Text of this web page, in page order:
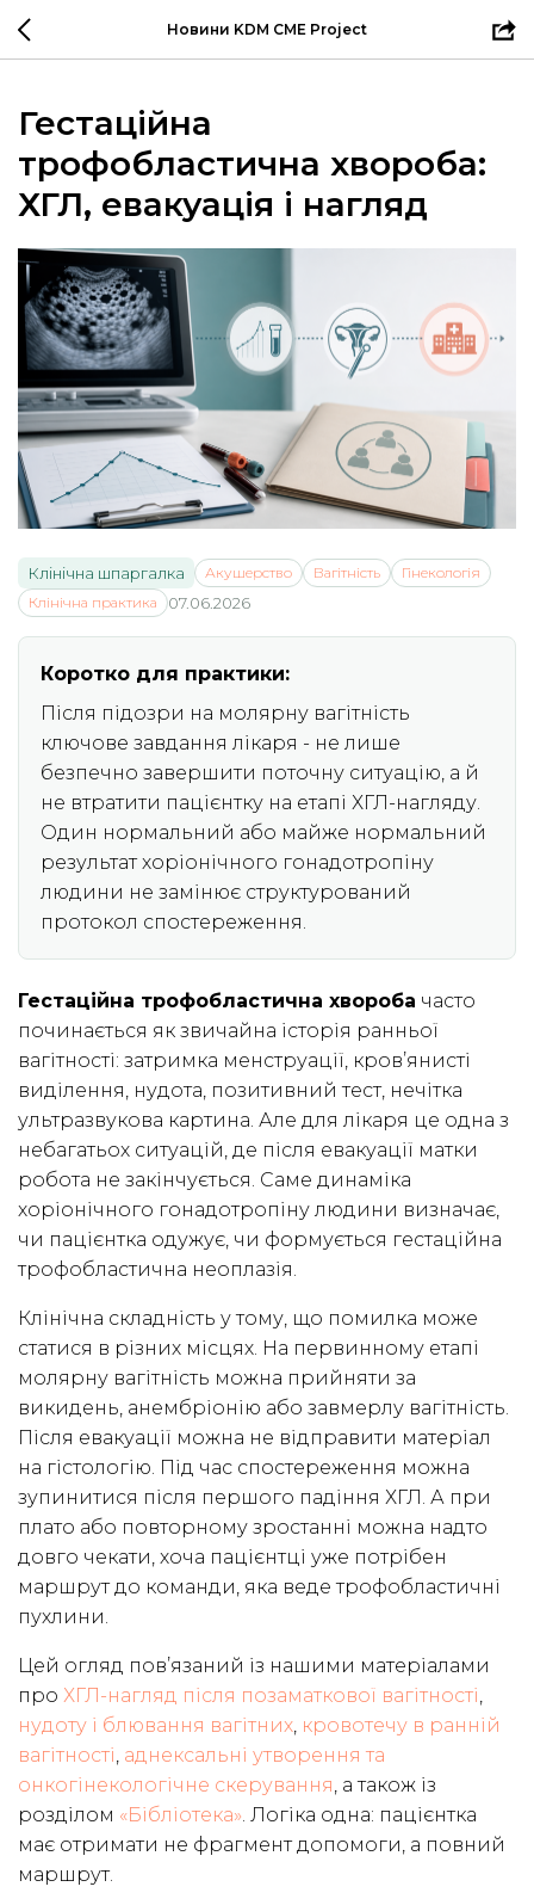
Новини KDM CME Project
Гестаційна
трофобластична хвороба:
ХГЛ, евакуація і нагляд
Клінічна шпаргалка Акушерство Вагітність
Гінекологія
Клінічна практика
07.06.2026
Коротко для практики:
Після підозри на молярну вагітність
ключове завдання лікаря - не лише
безпечно завершити поточну ситуацію, а й
не втратити пацієнтку на етапі ХГЛ-нагляду.
Один нормальний або майже нормальний
результат хоріонічного гонадотропіну
людини не замінює структурований
протокол спостереження.
Гестаційна трофобластична хвороба часто
починається як звичайна історія ранньої
вагітності: затримка менструації, кров’янисті
виділення, нудота, позитивний тест, нечітка
ультразвукова картина. Але для лікаря це одна з
небагатьох ситуацій, де після евакуації матки
робота не закінчується. Саме динаміка
хоріонічного гонадотропіну людини визначає,
чи пацієнтка одужує, чи формується гестаційна
трофобластична неоплазія.
Клінічна складність у тому, що помилка може
статися в різних місцях. На первинному етапі
молярну вагітність можна прийняти за
викидень, анембріонію або завмерлу вагітність.
Після евакуації можна не відправити матеріал
на гістологію. Під час спостереження можна
зупинитися після першого падіння ХГЛ. А при
плато або повторному зростанні можна надто
довго чекати, хоча пацієнтці уже потрібен
маршрут до команди, яка веде трофобластичні
пухлини.
Цей огляд пов’язаний із нашими матеріалами
про ХГЛ-нагляд після позаматкової вагітності,
нудоту і блювання вагітних, кровотечу в ранній
вагітності, аднексальні утворення та
онкогінекологічне скерування, а також із
розділом «Бібліотека». Логіка одна: пацієнтка
має отримати не фрагмент допомоги, а повний
маршрут.